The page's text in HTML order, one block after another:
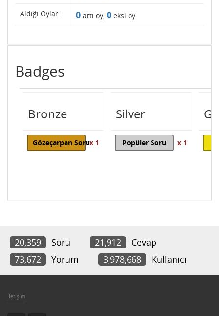
Aldığı Oylar: 0 artı oy, 0 eksi oy
Badges
Bronze
Gözeçarpan Sorux 1
Silver
Popüler Soru x 1
20,359 Soru 21,912
Cevap
73,672
Yorum 3,978,668 Kullanıcı
İletişim